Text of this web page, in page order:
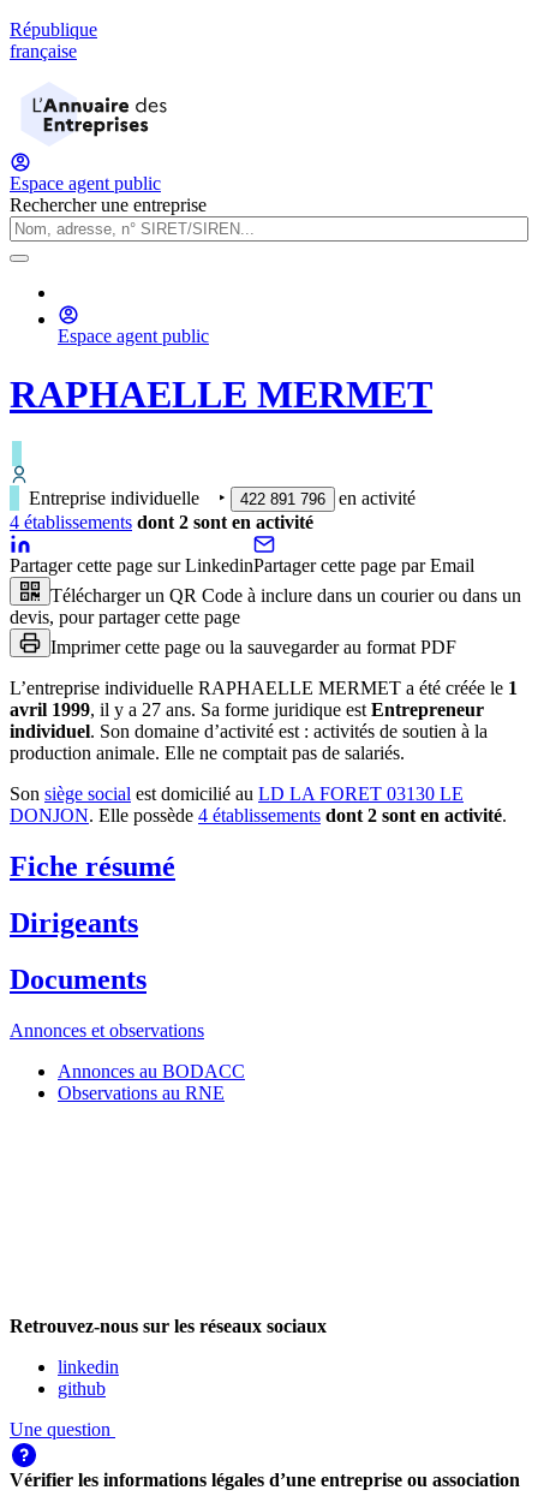
République
française
Espace agent public
Rechercher une entreprise
Espace agent public
RAPHAELLE MERMET
Entreprise individuelle ‣ 422 891 796
en activité
4 établissements dont 2 sont en activité
Partager cette page sur LinkedinPartager cette page par Email
Télécharger un QR Code à inclure dans un courier ou dans un
devis, pour partager cette page
Imprimer cette page ou la sauvegarder au format PDF
L’entreprise individuelle RAPHAELLE MERMET a été créée le 1
avril 1999, il y a 27 ans. Sa forme juridique est Entrepreneur
individuel. Son domaine d’activité est : activités de soutien à la
production animale. Elle ne comptait pas de salariés.
Son siège social est domicilié au LD LA FORET 03130 LE
DONJON. Elle possède 4 établissements dont 2 sont en activité.
Fiche résumé
Dirigeants
Documents
Annonces et observations
Annonces au BODACC
Observations au RNE
Retrouvez-nous sur les réseaux sociaux
linkedin
github
Une question
Vérifier les informations légales d’une entreprise ou association